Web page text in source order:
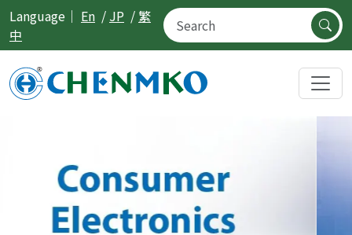
Language｜ En / JP / 繁
中